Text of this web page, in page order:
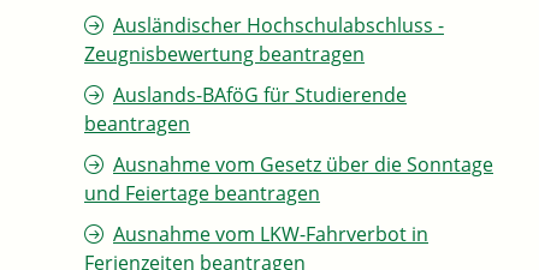
Ausländischer Hochschulabschluss -
Zeugnisbewertung beantragen
Auslands-BAföG für Studierende
beantragen
Ausnahme vom Gesetz über die Sonntage
und Feiertage beantragen
Ausnahme vom LKW-Fahrverbot in
Ferienzeiten beantragen